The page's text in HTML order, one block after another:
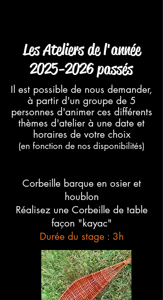
Les Ateliers de l'année
2025-2026passés
Il est possible de nous demander,
à partir d'un groupe de 5
personnes d'animer ces différents
thèmes d'atelier à une date et
horaires de votre choix
(en fonction de nos disponibilités)
Corbeille barque en osier et
houblon
Réalisez une Corbeille de table
façon "kayac"
Durée du stage : 3h